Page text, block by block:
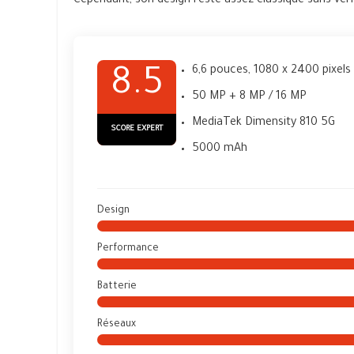
8.5
SCORE EXPERT
6,6 pouces, 1080 x 2400 pixels
50 MP + 8 MP / 16 MP
MediaTek Dimensity 810 5G
5000 mAh
Design
Performance
Batterie
Réseaux